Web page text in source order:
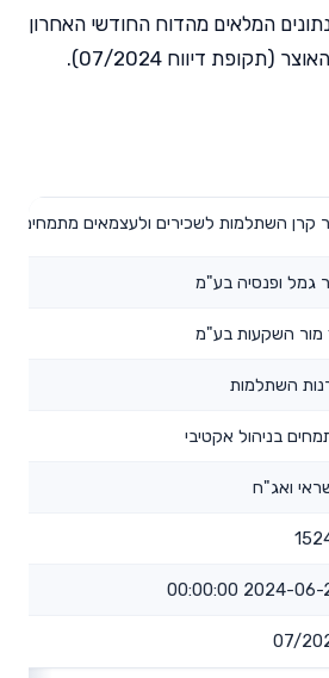
המלאים מהדוח החודשי האחרון
דיווח 07/2024).
קרן השתלמות לשכירים ולעצמאים מתמחים
גמל ופנסיה בע"מ
מור השקעות בע"מ
השתלמות
בניהול אקטיבי
ואג"ח
2024-06-23
07/